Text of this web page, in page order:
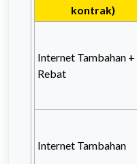
kontrak)
Internet Tambahan +
Rebat
Internet Tambahan